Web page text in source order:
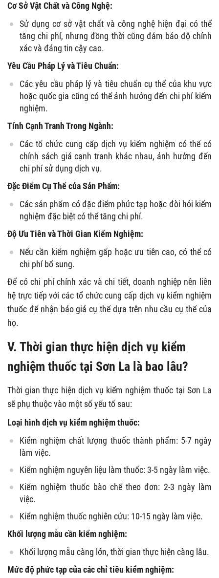
Cơ Sở Vật Chất và Công Nghệ:
Sử dụng cơ sở vật chất và công nghệ hiện đại có thể
tăng chi phí, nhưng đồng thời cũng đảm bảo độ chính
xác và đáng tin cậy cao.
Yêu Cầu Pháp Lý và Tiêu Chuẩn:
Các yêu cầu pháp lý và tiêu chuẩn cụ thể của khu vực
hoặc quốc gia cũng có thể ảnh hưởng đến chi phí kiểm
nghiệm.
Tính Cạnh Tranh Trong Ngành:
Các tổ chức cung cấp dịch vụ kiểm nghiệm có thể có
chính sách giá cạnh tranh khác nhau, ảnh hưởng đến
chi phí sử dụng dịch vụ.
Đặc Điểm Cụ Thể của Sản Phẩm:
Các sản phẩm có đặc điểm phức tạp hoặc đòi hỏi kiểm
nghiệm đặc biệt có thể tăng chi phí.
Độ Ưu Tiên và Thời Gian Kiểm Nghiệm:
Nếu cần kiểm nghiệm gấp hoặc ưu tiên cao, có thể có
chi phí bổ sung.
Để có chi phí chính xác và chi tiết, doanh nghiệp nên liên
hệ trực tiếp với các tổ chức cung cấp dịch vụ kiểm nghiệm
thuốc để nhận báo giá cụ thể dựa trên nhu cầu cụ thể của
họ.
V. Thời gian thực hiện dịch vụ kiểm
nghiệm thuốc tại Sơn La là bao lâu?
Thời gian thực hiện dịch vụ kiểm nghiệm thuốc tại Sơn La
sẽ phụ thuộc vào một số yếu tố sau:
Loại hình dịch vụ kiểm nghiệm thuốc:
Kiểm nghiệm chất lượng thuốc thành phẩm: 5-7 ngày
làm việc.
Kiểm nghiệm nguyên liệu làm thuốc: 3-5 ngày làm việc.
Kiểm nghiệm thuốc bào chế theo đơn: 2-3 ngày làm
việc.
Kiểm nghiệm thuốc nghiên cứu: 10-15 ngày làm việc.
Khối lượng mẫu cần kiểm nghiệm:
Khối lượng mẫu càng lớn, thời gian thực hiện càng lâu.
Mức độ phức tạp của các chỉ tiêu kiểm nghiệm: